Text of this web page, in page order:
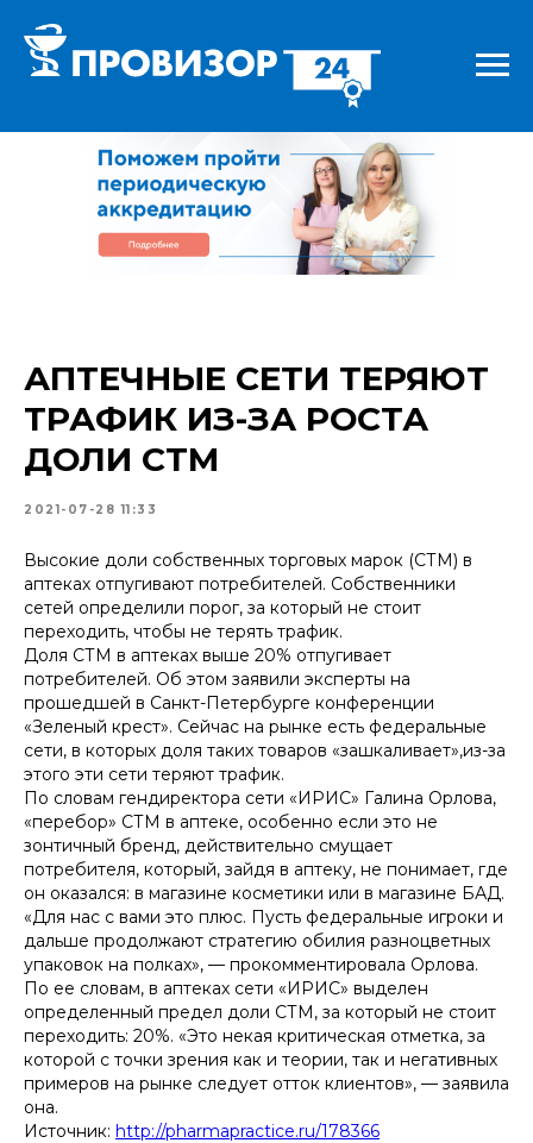
АПТЕЧНЫЕ СЕТИ ТЕРЯЮТ
ТРАФИК ИЗ-ЗА РОСТА
ДОЛИ СТМ
2021-07-28 11:33
Высокие доли собственных торговых марок (СТМ) в
аптеках отпугивают потребителей. Собственники
сетей определили порог, за который не стоит
переходить, чтобы не терять трафик.
Доля СТМ в аптеках выше 20% отпугивает
потребителей. Об этом заявили эксперты на
прошедшей в Санкт-Петербурге конференции
«Зеленый крест». Сейчас на рынке есть федеральные
сети, в которых доля таких товаров «зашкаливает»,из-за
этого эти сети теряют трафик.
По словам гендиректора сети «ИРИС» Галина Орлова,
«перебор» СТМ в аптеке, особенно если это не
зонтичный бренд, действительно смущает
потребителя, который, зайдя в аптеку, не понимает, где
он оказался: в магазине косметики или в магазине БАД.
«Для нас с вами это плюс. Пусть федеральные игроки и
дальше продолжают стратегию обилия разноцветных
упаковок на полках», — прокомментировала Орлова.
По ее словам, в аптеках сети «ИРИС» выделен
определенный предел доли СТМ, за который не стоит
переходить: 20%. «Это некая критическая отметка, за
которой с точки зрения как и теории, так и негативных
примеров на рынке следует отток клиентов», — заявила
она.
Источник: http://pharmapractice.ru/178366